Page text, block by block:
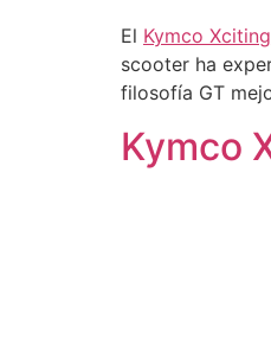
El Kymco
scooter ha
filosofía GT
Kymco